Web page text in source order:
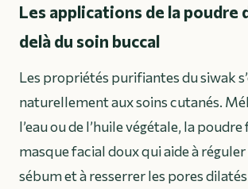
Les applications de la poudre
delà du soin buccal
Les propriétés purifiantes du siwak
naturellement aux soins cutanés.
l’eau ou de l’huile végétale, la
masque facial doux qui aide à réguler
sébum et à resserrer les pores